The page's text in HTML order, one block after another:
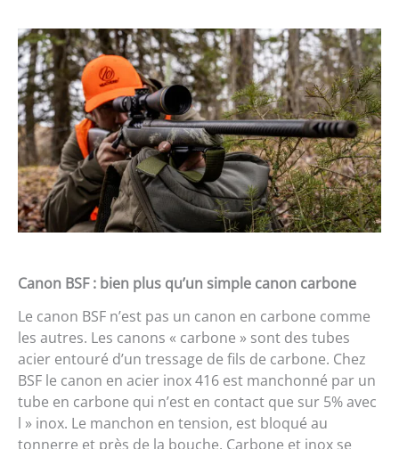
Canon BSF : bien plus qu’un simple canon carbone
Le canon BSF n’est pas un canon en carbone comme
les autres. Les canons « carbone » sont des tubes
acier entouré d’un tressage de fils de carbone. Chez
BSF le canon en acier inox 416 est manchonné par un
tube en carbone qui n’est en contact que sur 5% avec
l » inox. Le manchon en tension, est bloqué au
tonnerre et près de la bouche. Carbone et inox se